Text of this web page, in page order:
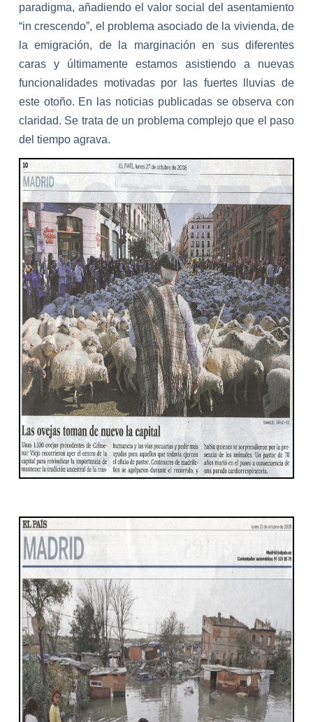
paradigma, añadiendo el valor social del asentamiento
“in crescendo”, el problema asociado de la vivienda, de
la emigración, de la marginación en sus diferentes
caras y últimamente estamos asistiendo a nuevas
funcionalidades motivadas por las fuertes lluvias de
este otoño. En las noticias publicadas se observa con
claridad. Se trata de un problema complejo que el paso
del tiempo agrava.